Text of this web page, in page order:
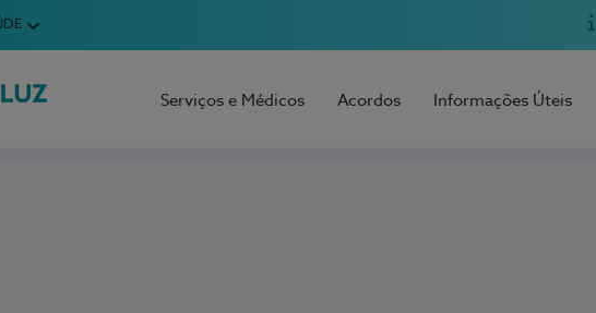
Serviços e Médicos Acordos Informações Úteis